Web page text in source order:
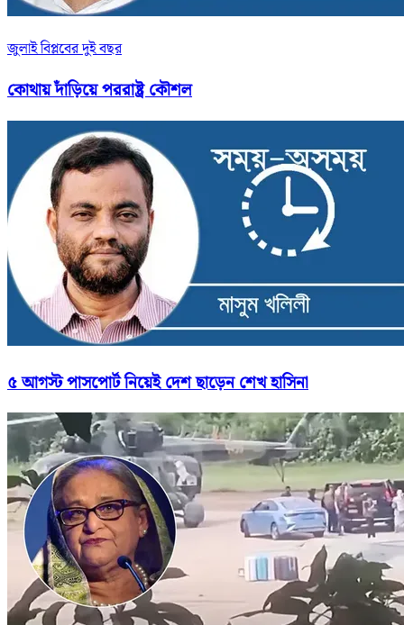
জুলাই বিপ্লবের দুই বছর
কোথায় দাঁড়িয়ে পররাষ্ট্র কৌশল
৫ আগস্ট পাসপোর্ট নিয়েই দেশ ছাড়েন শেখ হাসিনা